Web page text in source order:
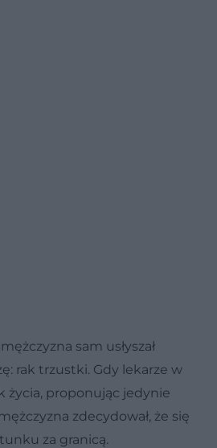
sam usłyszał
rak trzustki. Gdy lekarze w
życia, proponując jedynie
zdecydował, że się
za granicą.